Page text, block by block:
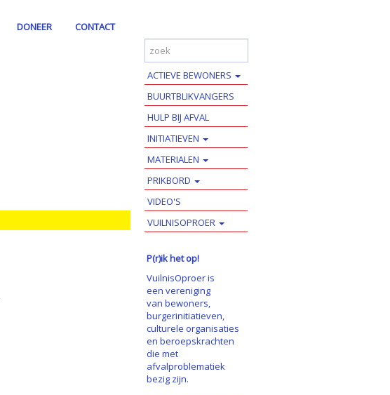
DONEER CONTACT
ACTIEVE BEWONERS
BUURTBLIKVANGERS
HULP BIJ AFVAL
INITIATIEVEN
MATERIALEN
PRIKBORD
VIDEO'S
VUILNISOPROER
P(r)ik het op!
VuilnisOproer is
een vereniging
van bewoners,
burgerinitiatieven,
culturele organisaties
en beroepskrachten
die met
afvalproblematiek
bezig zijn.